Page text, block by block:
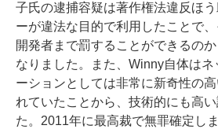
子氏の逮捕容疑は著作権法違反ほ
ーが違法な目的で利用したことで
開発者まで罰することができるの
なりました。また、Winny自体は
ーションとしては非常に新奇性の
れていたことから、技術的にも高
た。2011年に最高裁で無罪確定し